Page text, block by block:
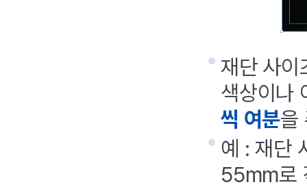
재단 사이
색상이나
씩 여분을
예 : 재단
55mm로